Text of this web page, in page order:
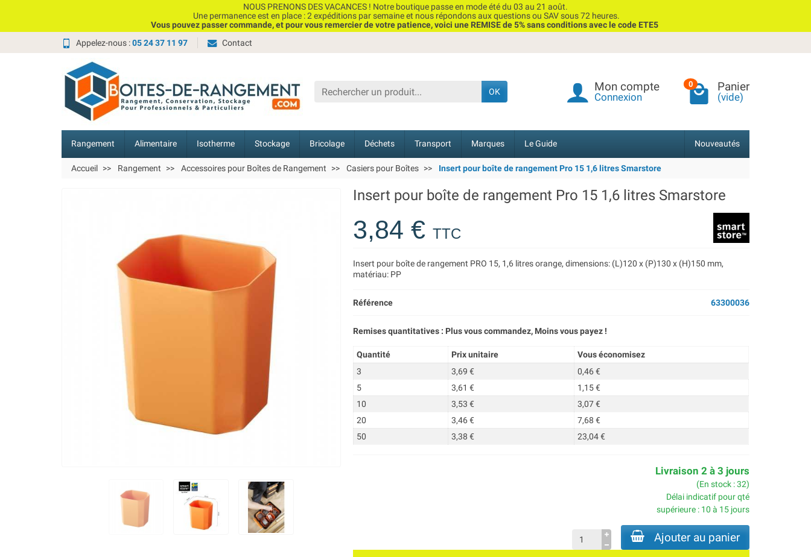
NOUS PRENONS DES VACANCES ! Notre boutique passe en mode été du 03 au 21 août.
Une permanence est en place : 2 expéditions par semaine et nous répondons aux questions ou SAV sous 72 heures.
Vous pouvez passer commande, et pour vous remercier de votre patience, voici une REMISE de 5% sans conditions avec le code ETE5
Appelez-nous :05 24 37 11 97 Contact
OK Mon compte
Connexion
0 Panier
(vide)
Rangement Alimentaire Isotherme Stockage Bricolage Déchets Transport Marques Le Guide Nouveautés
Accueil Rangement Accessoires pour Boîtes de Rangement Casiers pour Boîtes Insert pour boîte de rangement Pro 15 1,6 litres Smarstore
Insert pour boîte de rangement Pro 15 1,6 litres Smarstore
3,84 €TTC
Insert pour boîte de rangement PRO 15, 1,6 litres orange, dimensions: (L)120 x (P)130 x (H)150 mm,
matériau: PP
Référence 63300036
Remises quantitatives : Plus vous commandez, Moins vous payez !
Quantité Prix unitaire
Vous économisez
3
3,69 €
0,46 €
5
3,61 €
1,15 €
10
3,53 €
3,07 €
20
3,46 €
7,68 €
50
3,38 € 23,04 €
Livraison 2 à 3 jours
(En stock : 32)
Délai indicatif pour qté
supérieure : 10 à 15 jours
Ajouter au panier